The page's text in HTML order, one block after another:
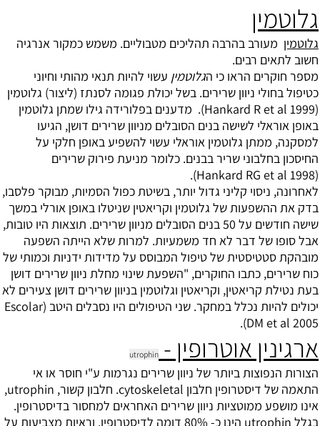
גלוטמין
גלוטמין מעורב בהרבה תהליכים מטבוליים. משמש כמקור אנרגיה
חשוב לתאים רבים.
מספר חוקרים הראו כי הגלוטמין עשוי להיות תנאי מהותי וחיוני
כטיפול בחולי ניוון שרירים. בשל יכולת פגומה לסנתז (ליצור) גלוטמין
(Hankard R et al 1999). מדענים בפלורידה גילו שמתן גלוטמין
באופן אוראלי לשישה בנים הסובלים מניוון שרירים דושן, הגיעו
למסקנה, ממתן גלוטמין אוראלי עשוי להשפיע באופן חלקי על
החיסכון בחלבוני שריר בבנים. כלומר מניעת פירוק שרירים
(Hankard RG et al 1998).
לאחרונה, ניסוי קליני גדול יותר, בשיטת כפול הסמיות, מבוקר פלסבו,
בדק את ההשפעות של גלוטמין וקריאטין שניטלו באופן אורלי במשך
שישה חודשים על 50 בנים הסובלים מניוון שרירים. תוצאות היו טובות,
אבל סופו של דבר לא חד משמעיות. למרות שלא הייתה השפעה
מובהקת סטטיסטית של טיפול המבוסס על מדידות ידניות וכמותי של
כוח שרירים, כתבו החוקרים, "השפעת שינוי מחלת ניוון שרירים דושן
בעת נטילת קריאטין, וקריאטין וגלוטמין בניוון שרירים דושן צעירים לא
יכולים להיות נכלל במחקר. שני הטיפולים היו נסבלים היטב (Escolar
DM et al 2005).
ארגינין אוטרופין - utrophin
הצורות הנפוצות ביותר של ניוון שרירים נגרמות ע"י חוסר או אי
התאמה של דיסטרופין חלבון cytoskeletal. חלבון קשור, utrophin,
אינו מושפע ממוטציות ניוון שרירים האחראים למחסור בדיסטרופין.
בגלל utrophin הינו כ- 80% דומה לדיסטרופין, וראיות מצביעות על